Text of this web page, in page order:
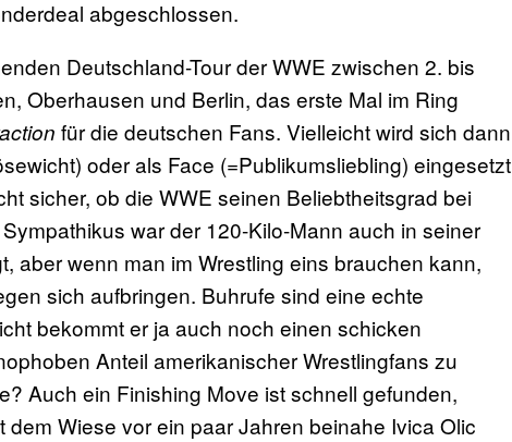
abgeschlossen.
Deutschland-Tour der WWE zwischen 2. bis
Oberhausen und Berlin, das erste Mal im Ring
für die deutschen Fans. Vielleicht wird sich dann
oder als Face (=Publikumsliebling) eingesetzt
sicher, ob die WWE seinen Beliebtheitsgrad bei
war der 120-Kilo-Mann auch in seiner
aber wenn man im Wrestling eins brauchen kann,
sich aufbringen. Buhrufe sind eine echte
bekommt er ja auch noch einen schicken
Anteil amerikanischer Wrestlingfans zu
Auch ein Finishing Move ist schnell gefunden,
Wiese vor ein paar Jahren beinahe Ivica Olic